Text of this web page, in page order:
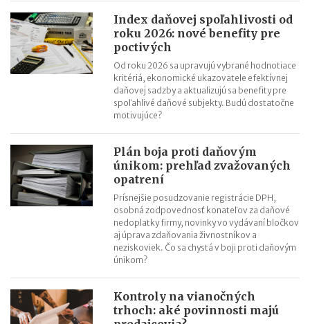
Index daňovej spoľahlivosti od
roku 2026: nové benefity pre
poctivých
Od roku 2026 sa upravujú vybrané hodnotiace
kritériá, ekonomické ukazovatele efektívnej
daňovej sadzby a aktualizujú sa benefity pre
spoľahlivé daňové subjekty. Budú dostatočne
motivujúce?
Plán boja proti daňovým
únikom: prehľad zvažovaných
opatrení
Prísnejšie posudzovanie registrácie DPH,
osobná zodpovednosť konateľov za daňové
nedoplatky firmy, novinky vo vydávaní bločkov
aj úprava zdaňovania živnostníkov a
neziskoviek. Čo sa chystá v boji proti daňovým
únikom?
Kontroly na vianočných
trhoch: aké povinnosti majú